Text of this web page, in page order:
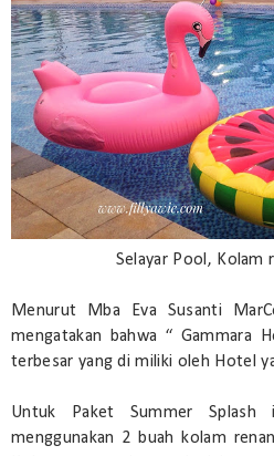
Selayar Pool, Kolam
Menurut Mba Eva Susanti
mengatakan bahwa “ Gammara
terbesar yang di miliki oleh Hotel
Untuk Paket Summer Splash
menggunakan 2 buah kolam